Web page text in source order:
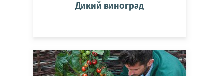
Дикий виноград